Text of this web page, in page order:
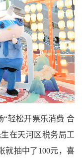
“轻松开票乐消费 合
在天河区税务局工
就抽中了100元，喜